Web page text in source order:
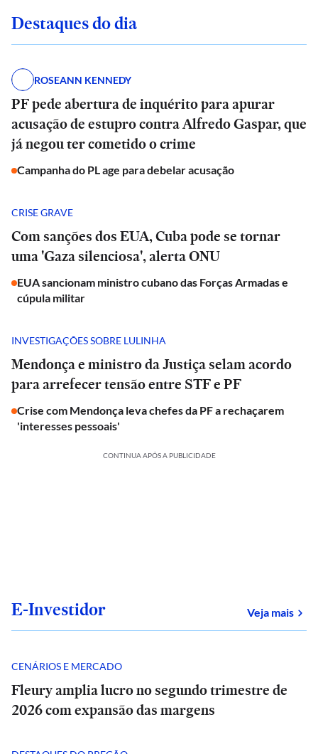
Destaques do dia
ROSEANN KENNEDY
PF pede abertura de inquérito para apurar
acusação de estupro contra Alfredo Gaspar, que
já negou ter cometido o crime
Campanha do PL age para debelar acusação
CRISE GRAVE
Com sanções dos EUA, Cuba pode se tornar
uma 'Gaza silenciosa', alerta ONU
EUA sancionam ministro cubano das Forças Armadas e
cúpula militar
INVESTIGAÇÕES SOBRE LULINHA
Mendonça e ministro da Justiça selam acordo
para arrefecer tensão entre STF e PF
Crise com Mendonça leva chefes da PF a rechaçarem
'interesses pessoais'
CONTINUA APÓS A PUBLICIDADE
E-Investidor Veja mais
CENÁRIOS E MERCADO
Fleury amplia lucro no segundo trimestre de
2026 com expansão das margens